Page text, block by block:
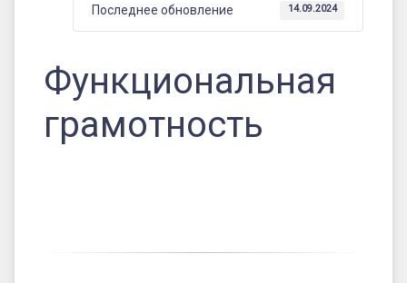
Последнее обновление 14.09.2024
Функциональная
грамотность